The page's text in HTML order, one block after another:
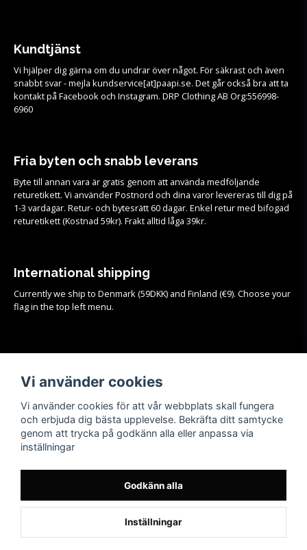
Kundtjänst
Vi hjälper dig gärna om du undrar över något. För säkrast och även
snabbt svar - mejla kundservice[at]paapi.se. Det går också bra att ta
kontakt på Facebook och Instagram. DRP Clothing AB Org:556998-
6960
Fria byten och snabb leverans
Byte till annan vara är gratis genom att använda medföljande
returetikett. Vi använder Postnord och dina varor levereras till dig på
1-3 vardagar. Retur- och bytesrätt 60 dagar. Enkel retur med bifogad
returetikett (Kostnad 59kr). Frakt alltid låga 39kr.
International shipping
Currently we ship to Denmark (59DKK) and Finland (€9). Choose your
flag in the top left menu.
Se samtliga köpvillkor och mer info om frakt, retur och byten
Vi använder cookies
Vi använder cookies för att vår webbplats skall fungera
och erbjuda dig bästa upplevelse. Bekräfta ditt samtycke
genom att trycka på godkänn alla eller anpassa via
inställningar
Godkänn alla
Inställningar